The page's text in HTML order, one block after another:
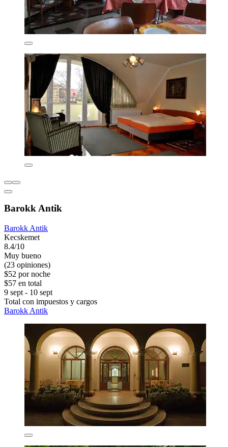
Barokk Antik
Barokk Antik
Kecskemet
8.4/10
Muy bueno
(23 opiniones)
$52 por noche
$57 en total
9 sept - 10 sept
Total con impuestos y cargos
Barokk Antik